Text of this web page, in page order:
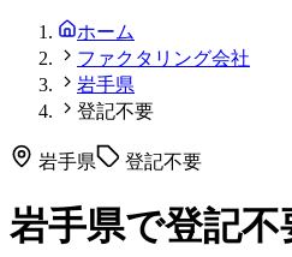
ホーム
ファクタリング会社
岩手県
登記不要
岩手県 登記不要
岩手県で登記